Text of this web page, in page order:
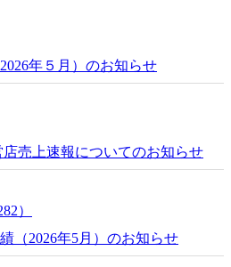
年５月）のお知らせ
店売上速報についてのお知らせ
）
（2026年5月）のお知らせ